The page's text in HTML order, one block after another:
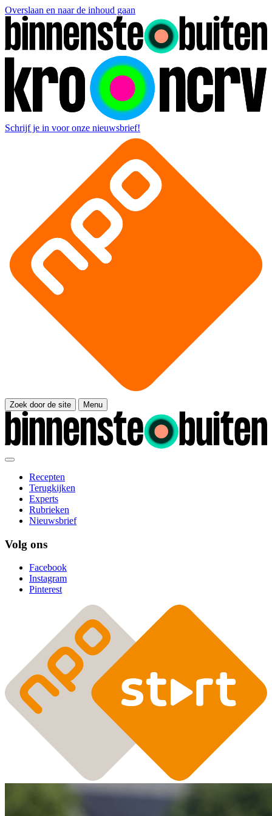
Overslaan en naar de inhoud gaan
Schrijf je in voor onze nieuwsbrief!
Zoek door de site Menu
Recepten
Terugkijken
Experts
Rubrieken
Nieuwsbrief
Volg ons
Facebook
Instagram
Pinterest